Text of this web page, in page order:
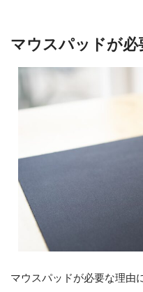
マウスパッドが必
マウスパッドが必要な理由